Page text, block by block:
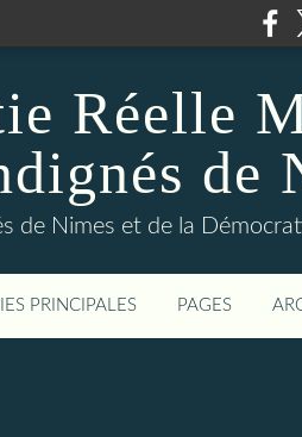
Réelle
de
de Nimes et de la
PRINCIPALES PAGES